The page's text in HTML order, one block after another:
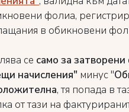
фолиа,
в обикновени
се само за
начисления" минус "
, тя попада в
от тази на